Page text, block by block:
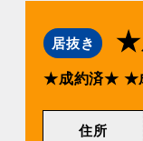
居抜き ★
★成約済★ ★
住所